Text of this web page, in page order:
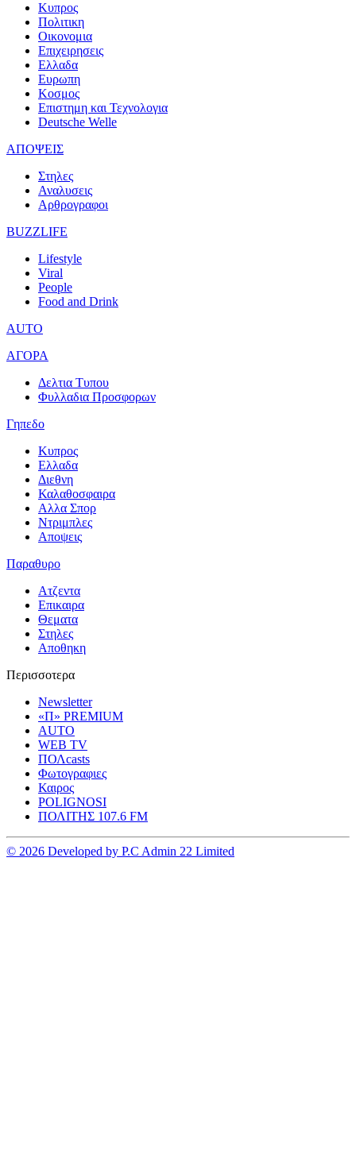
Κυπρος
Πολιτικη
Οικονομια
Επιχειρησεις
Ελλαδα
Ευρωπη
Κοσμος
Επιστημη και Τεχνολογια
Deutsche Welle
ΑΠΟΨΕΙΣ
Στηλες
Αναλυσεις
Αρθρογραφοι
BUZZLIFE
Lifestyle
Viral
People
Food and Drink
AUTO
ΑΓΟΡΑ
Δελτια Τυπου
Φυλλαδια Προσφορων
Γηπεδο
Κυπρος
Ελλαδα
Διεθνη
Καλαθοσφαιρα
Αλλα Σπορ
Ντριμπλες
Αποψεις
Παραθυρο
Ατζεντα
Επικαιρα
Θεματα
Στηλες
Αποθηκη
Περισσοτερα
Newsletter
«Π» PREMIUM
AUTO
WEB TV
ΠΟΛcasts
Φωτογραφιες
Καιρος
POLIGNOSI
ΠΟΛΙΤΗΣ 107.6 FM
© 2026 Developed by P.C Admin 22 Limited